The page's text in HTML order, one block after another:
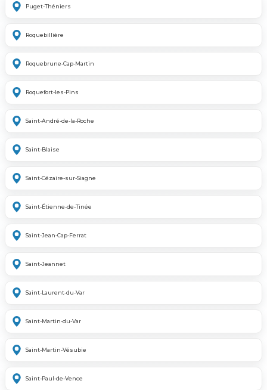
Puget-Théniers
Roquebillière
Roquebrune-Cap-Martin
Roquefort-les-Pins
Saint-André-de-la-Roche
Saint-Blaise
Saint-Cézaire-sur-Siagne
Saint-Étienne-de-Tinée
Saint-Jean-Cap-Ferrat
Saint-Jeannet
Saint-Laurent-du-Var
Saint-Martin-du-Var
Saint-Martin-Vésubie
Saint-Paul-de-Vence